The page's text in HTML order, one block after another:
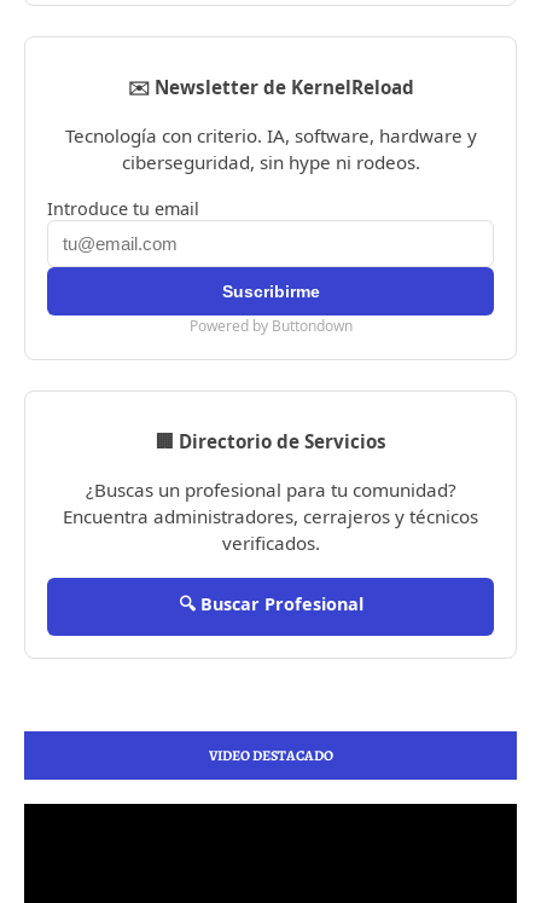
✉️ Newsletter de KernelReload
Tecnología con criterio. IA, software, hardware y
ciberseguridad, sin hype ni rodeos.
Introduce tu email
Powered by Buttondown
🏢 Directorio de Servicios
¿Buscas un profesional para tu comunidad?
Encuentra administradores, cerrajeros y técnicos
verificados.
🔍 Buscar Profesional
VIDEO DESTACADO